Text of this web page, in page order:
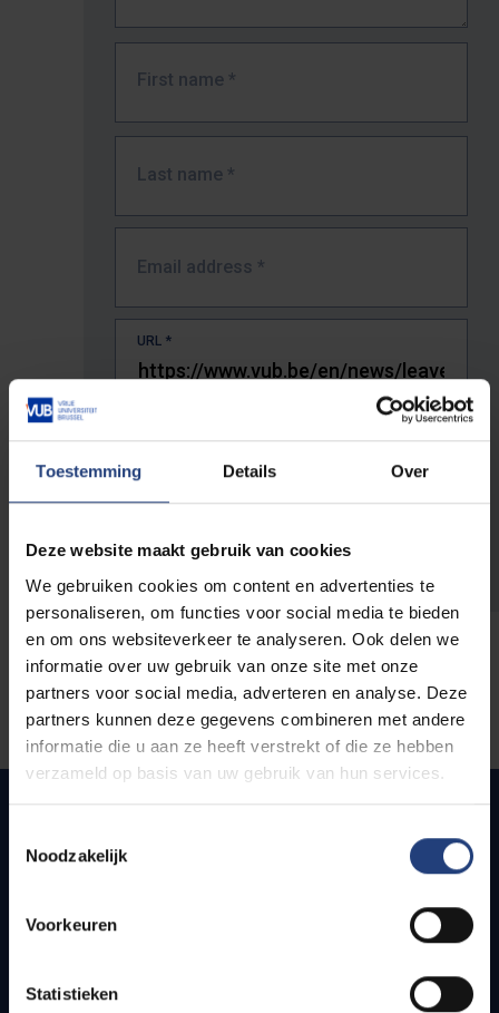
Toestemming Details Over
Deze website maakt gebruik van cookies
We gebruiken cookies om content en advertenties te
personaliseren, om functies voor social media te bieden
en om ons websiteverkeer te analyseren. Ook delen we
informatie over uw gebruik van onze site met onze
partners voor social media, adverteren en analyse. Deze
partners kunnen deze gegevens combineren met andere
informatie die u aan ze heeft verstrekt of die ze hebben
verzameld op basis van uw gebruik van hun services.
Noodzakelijk
Voorkeuren
Statistieken
First name *
Last name *
Email address *
URL *
The full URL of the page where you encountered the error.
Quick links
How to get to the VUB campuses